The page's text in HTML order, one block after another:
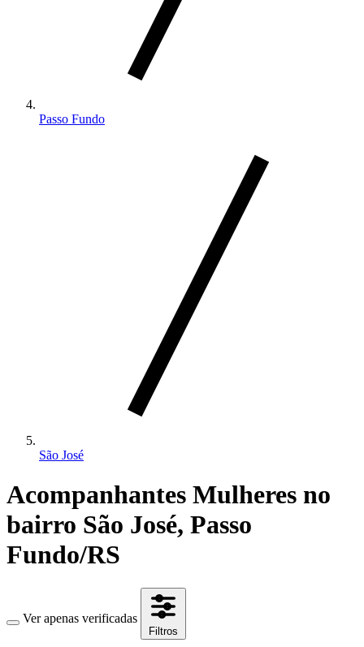
Passo Fundo
São José
Acompanhantes Mulheres no
bairro São José, Passo
Fundo/RS
Ver apenas verificadas
Filtros